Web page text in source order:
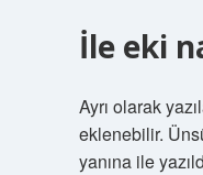
İle eki
Ayrı olarak
eklenebilir.
yanına ile